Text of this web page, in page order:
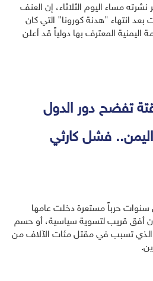
مساء اليوم الثلاثاء، إن العنف
انتهاء "هدنة كورونا" التي كان
اليمنية المعترف بها دولياً قد أعلن
تفضح دور الدول
اليمن.. فشل كارثي
حرباً مستعرة دخلت عامها
أفق قريب لتسوية سياسية، أو حسم
تسبب في مقتل مئات الآلاف من